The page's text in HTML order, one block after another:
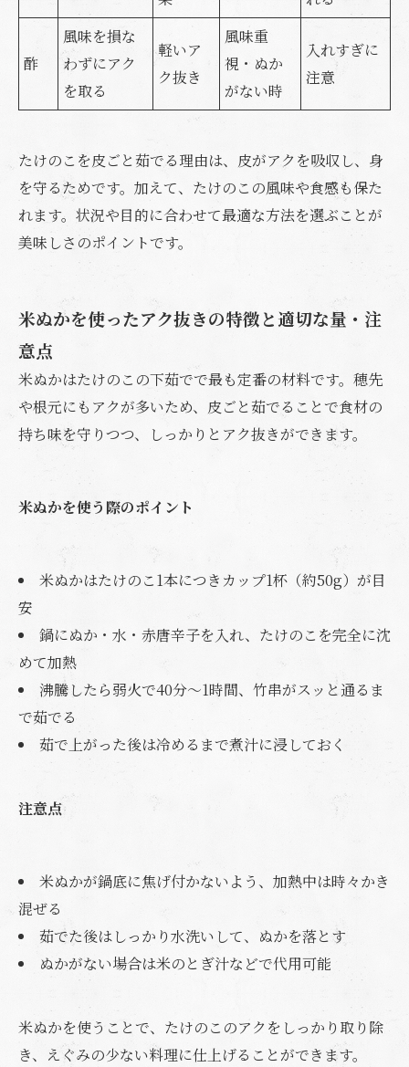
酢
風味を損な
わずにアク
を取る
軽いア
ク抜き
風味重
視・ぬか
がない時
入れすぎに
注意
たけのこを皮ごと茹でる理由は、皮がアクを吸収し、身
を守るためです。加えて、たけのこの風味や食感も保た
れます。状況や目的に合わせて最適な方法を選ぶことが
美味しさのポイントです。
米ぬかを使ったアク抜きの特徴と適切な量・注
意点
米ぬかはたけのこの下茹でで最も定番の材料です。穂先
や根元にもアクが多いため、皮ごと茹でることで食材の
持ち味を守りつつ、しっかりとアク抜きができます。
米ぬかを使う際のポイント
米ぬかはたけのこ1本につきカップ1杯（約50g）が目
安
鍋にぬか・水・赤唐辛子を入れ、たけのこを完全に沈
めて加熱
沸騰したら弱火で40分〜1時間、竹串がスッと通るま
で茹でる
茹で上がった後は冷めるまで煮汁に浸しておく
注意点
米ぬかが鍋底に焦げ付かないよう、加熱中は時々かき
混ぜる
茹でた後はしっかり水洗いして、ぬかを落とす
ぬかがない場合は米のとぎ汁などで代用可能
米ぬかを使うことで、たけのこのアクをしっかり取り除
き、えぐみの少ない料理に仕上げることができます。